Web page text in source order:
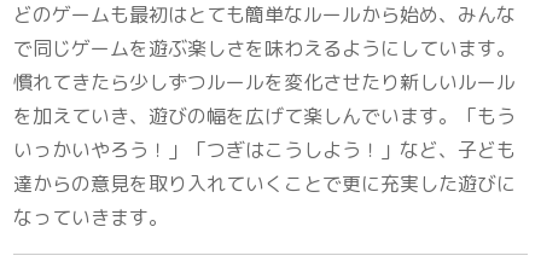
どのゲームも最初はとても簡単なルールから始め、みんな
で同じゲームを遊ぶ楽しさを味わえるようにしています。
慣れてきたら少しずつルールを変化させたり新しいルール
を加えていき、遊びの幅を広げて楽しんでいます。「もう
いっかいやろう！」「つぎはこうしよう！」など、子ども
達からの意見を取り入れていくことで更に充実した遊びに
なっていきます。